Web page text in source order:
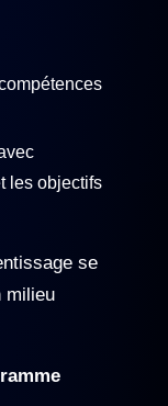
les objectifs
se
milieu